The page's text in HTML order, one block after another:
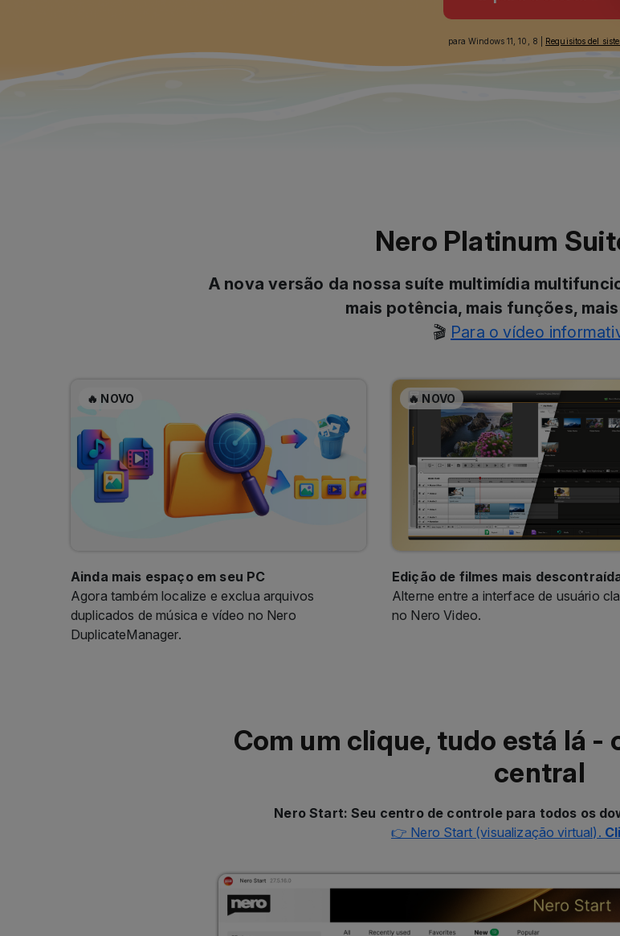
A nova versão da nossa suíte multimídia
🎬Para o vídeo
duplicados de música e vídeo no Nero
DuplicateManager.
Edição de filmes mais descontraída
Alterne entre a interface de usuário
no Nero Video.
central
Nero Start: Seu centro de controle para todos os
👉 Nero Start (visualização virtual).